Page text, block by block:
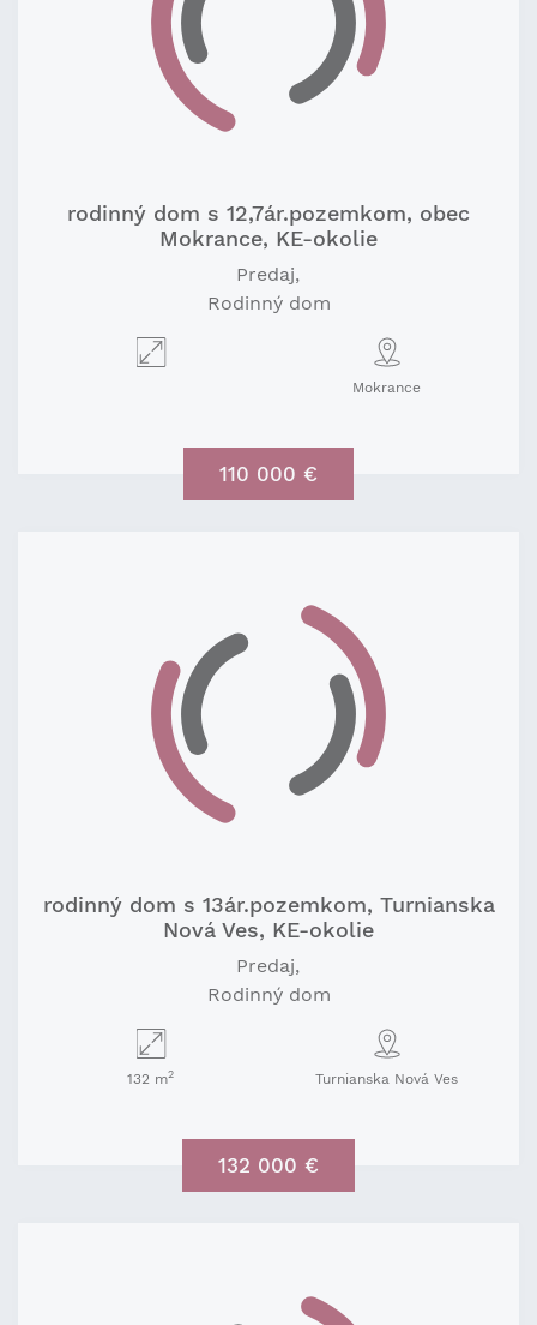
rodinný dom s 12,7ár.pozemkom, obec
Mokrance, KE-okolie
Predaj
Rodinný dom
Mokrance
110 000 €
rodinný dom s 13ár.pozemkom, Turnianska
Nová Ves, KE-okolie
Predaj
Rodinný dom
132 m2 Turnianska Nová Ves
132 000 €